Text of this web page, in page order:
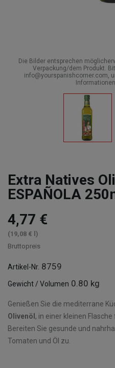
Die Bilder entsprechen
Verpackung/dem Produkt.
info@yourspanishcorner.com,
Extra Natives
ESPAÑOLA
4,77 €
(19,08 € l)
Bruttopreis
Artikel-Nr. 8759
Gewicht / Volumen 0.80 kg
Genießen Sie die mediterrane
Olivenöl , in einer kleinen
Bereiten Sie gesunde und
Tomaten und Öl zu.